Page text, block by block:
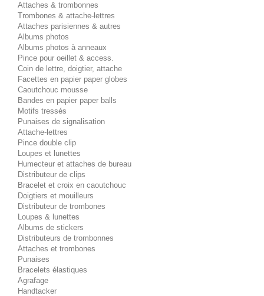
Attaches & trombonnes
Trombones & attache-lettres
Attaches parisiennes & autres
Albums photos
Albums photos à anneaux
Pince pour oeillet & access.
Coin de lettre, doigtier, attache
Facettes en papier paper globes
Caoutchouc mousse
Bandes en papier paper balls
Motifs tressés
Punaises de signalisation
Attache-lettres
Pince double clip
Loupes et lunettes
Humecteur et attaches de bureau
Distributeur de clips
Bracelet et croix en caoutchouc
Doigtiers et mouilleurs
Distributeur de trombones
Loupes & lunettes
Albums de stickers
Distributeurs de trombonnes
Attaches et trombones
Punaises
Bracelets élastiques
Agrafage
Handtacker